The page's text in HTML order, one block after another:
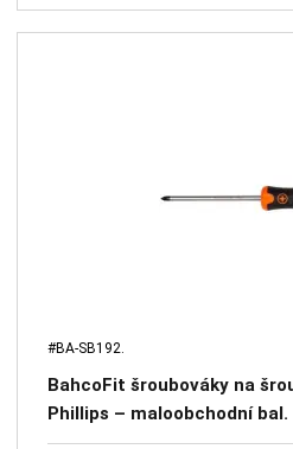
#BA-SB192.
BahcoFit šroubováky na
Phillips – maloobchodní bal.